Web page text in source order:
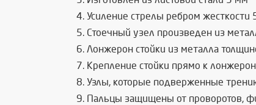
Усиление стрелы ребром
Стоечный узел произведен из
Лонжерон стойки из металла
Крепление стойки прямо к
Узлы, которые подверженные
Пальцы защищены от проворотов,